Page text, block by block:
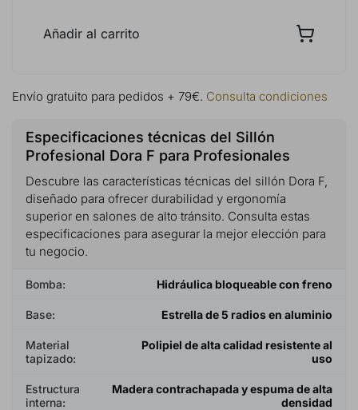
Añadir al carrito
Envío gratuito para pedidos + 79€. Consulta condiciones
Especificaciones técnicas del Sillón
Profesional Dora F para Profesionales
Descubre las características técnicas del sillón Dora F,
diseñado para ofrecer durabilidad y ergonomía
superior en salones de alto tránsito. Consulta estas
especificaciones para asegurar la mejor elección para
tu negocio.
Bomba: Hidráulica bloqueable con freno
Base: Estrella de 5 radios en aluminio
Material
tapizado:
Polipiel de alta calidad resistente al
uso
Estructura
interna:
Madera contrachapada y espuma de alta
densidad